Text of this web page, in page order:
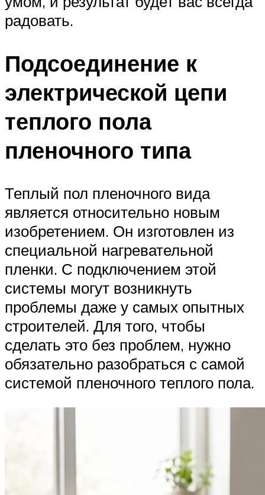
радовать.
Подсоединение к
электрической цепи
теплого пола
пленочного типа
Теплый пол пленочного вида
является относительно новым
изобретением. Он изготовлен из
специальной нагревательной
пленки. С подключением этой
системы могут возникнуть
проблемы даже у самых опытных
строителей. Для того, чтобы
сделать это без проблем, нужно
обязательно разобраться с самой
системой пленочного теплого пола.